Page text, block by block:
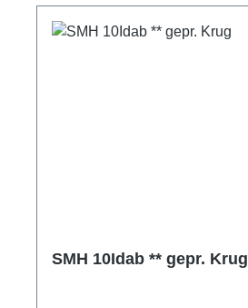
SMH 10Idab ** gepr. Krug